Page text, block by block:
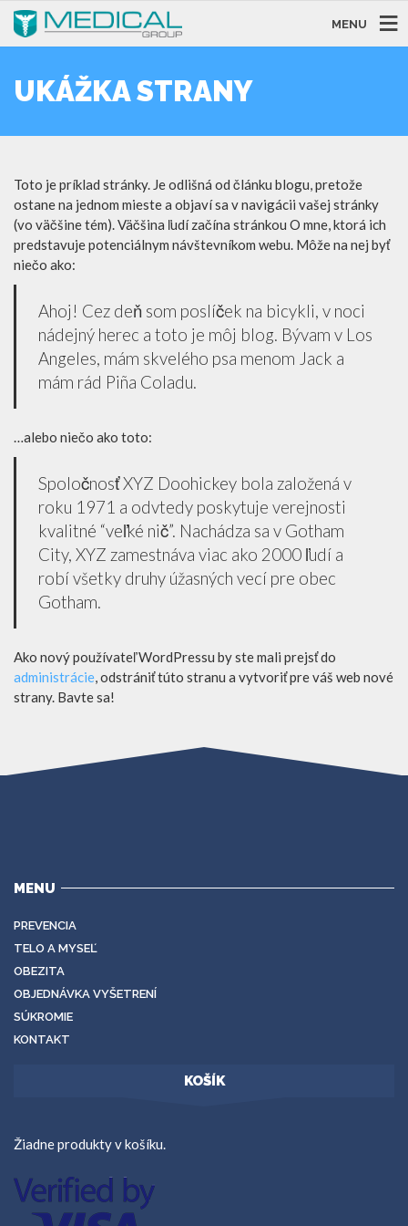
MENU
UKÁŽKA STRANY
Toto je príklad stránky. Je odlišná od článku blogu, pretože
ostane na jednom mieste a objaví sa v navigácii vašej stránky
(vo väčšine tém). Väčšina ľudí začína stránkou O mne, ktorá ich
predstavuje potenciálnym návštevníkom webu. Môže na nej byť
niečo ako:
Ahoj! Cez deň som poslíček na bicykli, v noci
nádejný herec a toto je môj blog. Bývam v Los
Angeles, mám skvelého psa menom Jack a
mám rád Piña Coladu.
…alebo niečo ako toto:
Spoločnosť XYZ Doohickey bola založená v
roku 1971 a odvtedy poskytuje verejnosti
kvalitné “veľké nič”. Nachádza sa v Gotham
City, XYZ zamestnáva viac ako 2000 ľudí a
robí všetky druhy úžasných vecí pre obec
Gotham.
Ako nový používateľ WordPressu by ste mali prejsť do
administrácie, odstrániť túto stranu a vytvoriť pre váš web nové
strany. Bavte sa!
MENU
PREVENCIA
TELO A MYSEĽ
OBEZITA
OBJEDNÁVKA VYŠETRENÍ
SÚKROMIE
KONTAKT
KOŠÍK
Žiadne produkty v košíku.